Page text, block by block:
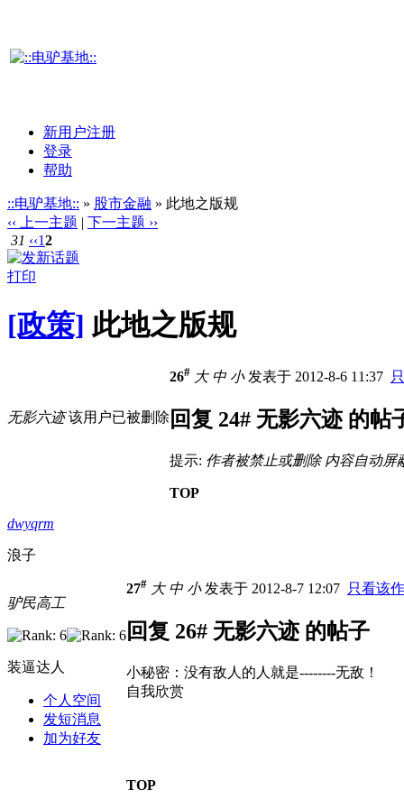
新用户注册
登录
帮助
::电驴基地:: » 股市金融 » 此地之版规
‹‹ 上一主题 | 下一主题 ››
31 ‹‹12
打印
[政策] 此地之版规
无影六迹该用户已被删除
26# 大 中 小发表于 2012-8-6 11:37
回复 24# 无影六迹 的帖
提示: 作者被禁止或删除 内容自动屏
TOP
dwyqrm
浪子
驴民高工
装逼达人
个人空间
发短消息
加为好友
27# 大 中 小发表于 2012-8-7 12:07 只看该
回复 26# 无影六迹 的帖子
小秘密：没有敌人的人就是--------无敌！
自我欣赏
TOP